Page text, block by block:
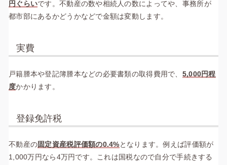
円ぐらいです。不動産の数や相続人の数によってや、事務所が
都市部にあるかどうかなどで金額は変動します。
実費
戸籍謄本や登記簿謄本などの必要書類の取得費用で、 5,000円程
度かかります。
登録免許税
不動産の固定資産税評価額の0.4%となります。例えば評価額が
1,000万円なら4万円です。これは国税なので自分で手続きする